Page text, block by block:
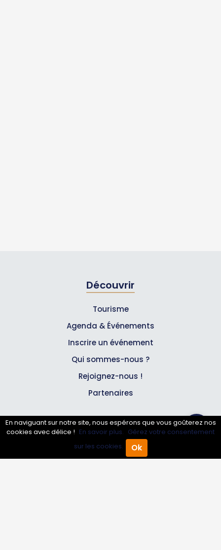
Annuaire Pro Agenda
Découvrir
Tourisme
Agenda & Événements
Inscrire un événement
Qui sommes-nous ?
Rejoignez-nous !
Partenaires
Professionnels
Annuaire pro
En naviguant sur notre site, nous espérons que vous goûterez nos
cookies avec délice ! En savoir plus. Gérez votre consentement
sur les cookies.
Ok